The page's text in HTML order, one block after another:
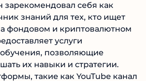
зарекомендовал себя как
знаний для тех, кто ищет
фондовом и
рынках. Илья предоставляет
и обучения,
улучшать их навыки
свои платформы, такие как